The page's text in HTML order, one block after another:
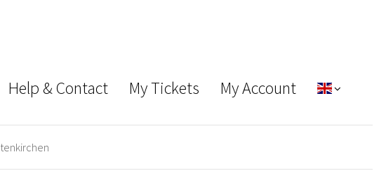
Help & Contact My Tickets My Account